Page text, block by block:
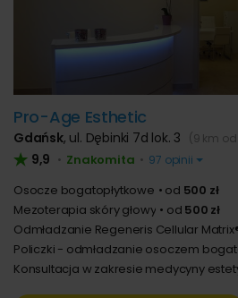
Pro-Age Esthetic
Gdańsk, ul. Dębinki 7d lok. 3 (9 km
9,9 • Znakomita • 97 opinii
Osocze bogatopłytkowe od 500 zł
Mezoterapia skóry głowy
od 500 zł
Odmładzanie Regeneris Cellular
Policzki - odmładzanie osoczem
Konsultacja w zakresie medycyny